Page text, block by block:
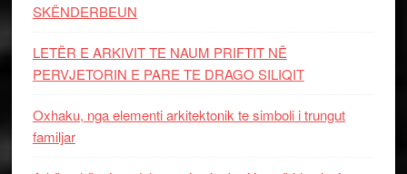
SKËNDERBEUN
LETËR E ARKIVIT TE NAUM PRIFTIT NË
PERVJETORIN E PARE TE DRAGO SILIQIT
Oxhaku, nga elementi arkitektonik te simboli i trungut
familjar